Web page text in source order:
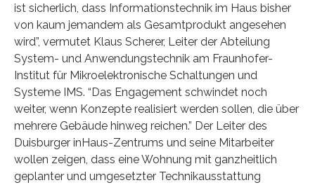
ist sicherlich, dass Informationstechnik im Haus bisher
von kaum jemandem als Gesamtprodukt angesehen
wird”, vermutet Klaus Scherer, Leiter der Abteilung
System- und Anwendungstechnik am Fraunhofer-
Institut für Mikroelektronische Schaltungen und
Systeme IMS. “Das Engagement schwindet noch
weiter, wenn Konzepte realisiert werden sollen, die über
mehrere Gebäude hinweg reichen.” Der Leiter des
Duisburger inHaus-Zentrums und seine Mitarbeiter
wollen zeigen, dass eine Wohnung mit ganzheitlich
geplanter und umgesetzter Technikausstattung